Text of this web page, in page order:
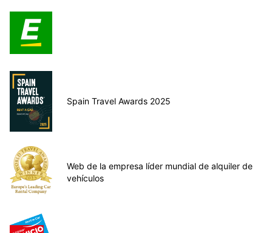
Spain Travel Awards 2025
Web de la empresa líder mundial de alquiler de
vehículos